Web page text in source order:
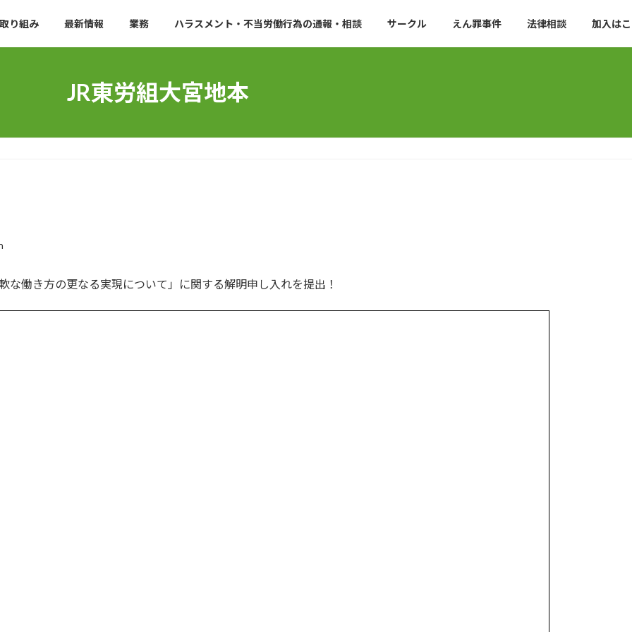
取り組み 最新情報 業務 ハラスメント・不当労働行為の通報・相談 サークル えん罪事件 法律相談 加入は
JR東労組大宮地本
働き方の更なる実現について」に関する解明申し入れを提出！